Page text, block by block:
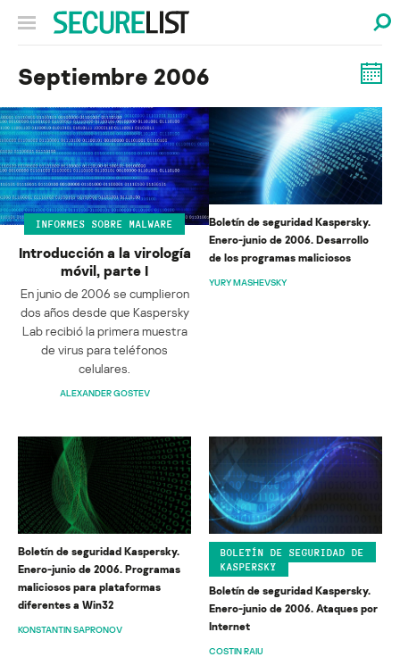
Septiembre 2006
INFORMES SOBRE MALWARE
Introducción a la virología
móvil, parte I
En junio de 2006 se cumplieron
dos años desde que Kaspersky
Lab recibió la primera muestra
de virus para teléfonos
celulares.
ALEXANDER GOSTEV
Boletín de seguridad Kaspersky.
Enero-junio de 2006. Desarrollo
de los programas maliciosos
YURY MASHEVSKY
Boletín de seguridad Kaspersky.
Enero-junio de 2006. Programas
maliciosos para plataformas
diferentes a Win32
KONSTANTIN SAPRONOV
BOLETÍN DE SEGURIDAD DE
KASPERSKY
Boletín de seguridad Kaspersky.
Enero-junio de 2006. Ataques por
Internet
COSTIN RAIU